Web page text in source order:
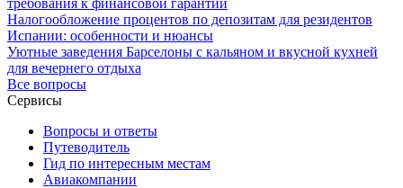
Налогообложение процентов по депозитам для резидентов
Испании: особенности и нюансы
Уютные заведения Барселоны с кальяном и вкусной кухней
для вечернего отдыха
Все вопросы
Сервисы
Вопросы и ответы
Путеводитель
Гид по интересным местам
Авиакомпании